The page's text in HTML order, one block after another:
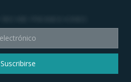
Suscribirse